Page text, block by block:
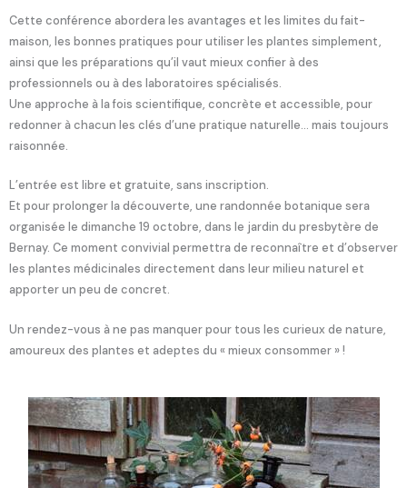
Cette conférence abordera les avantages et les limites du fait-
maison, les bonnes pratiques pour utiliser les plantes simplement,
ainsi que les préparations qu’il vaut mieux confier à des
professionnels ou à des laboratoires spécialisés.
Une approche à la fois scientifique, concrète et accessible, pour
redonner à chacun les clés d’une pratique naturelle… mais toujours
raisonnée.
L’entrée est libre et gratuite, sans inscription.
Et pour prolonger la découverte, une randonnée botanique sera
organisée le dimanche 19 octobre, dans le jardin du presbytère de
Bernay. Ce moment convivial permettra de reconnaître et d’observer
les plantes médicinales directement dans leur milieu naturel et
apporter un peu de concret.
Un rendez-vous à ne pas manquer pour tous les curieux de nature,
amoureux des plantes et adeptes du « mieux consommer » !